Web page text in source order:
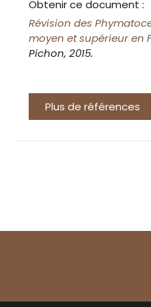
Obtenir ce document :
Révision des
moyen et supérieur en
Pichon, 2015.
Plus de références